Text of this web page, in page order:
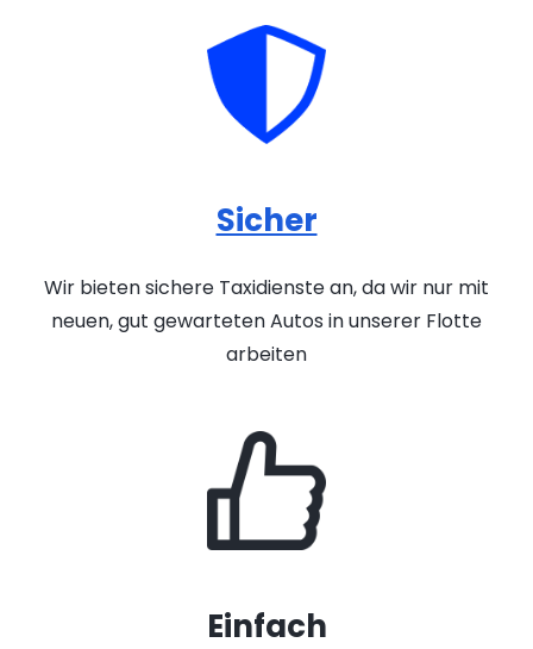
Sicher
Wir bieten sichere Taxidienste an, da wir nur mit
neuen, gut gewarteten Autos in unserer Flotte
arbeiten
Einfach